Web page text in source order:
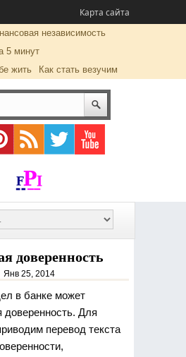
Карта сайта
независимость
5 минут
жить
Как стать везучим
доверенность
Янв 25, 2014
в банке может
доверенность. Для
перевод текста